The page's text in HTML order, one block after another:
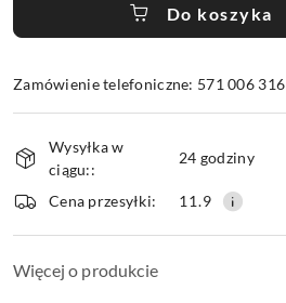
Do koszyka
Zamówienie telefoniczne: 571 006 316
Dostępność
i
dostawa
Wysyłka w
ciągu::
24 godziny
Cena przesyłki: 11.9
Więcej o produkcie